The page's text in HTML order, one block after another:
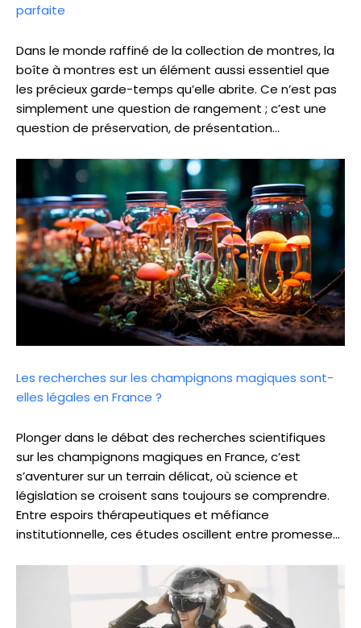
parfaite
Dans le monde raffiné de la collection de montres, la
boîte à montres est un élément aussi essentiel que
les précieux garde-temps qu’elle abrite. Ce n’est pas
simplement une question de rangement ; c’est une
question de préservation, de présentation…
Les recherches sur les champignons magiques sont-
elles légales en France ?
Plonger dans le débat des recherches scientifiques
sur les champignons magiques en France, c’est
s’aventurer sur un terrain délicat, où science et
législation se croisent sans toujours se comprendre.
Entre espoirs thérapeutiques et méfiance
institutionnelle, ces études oscillent entre promesse…